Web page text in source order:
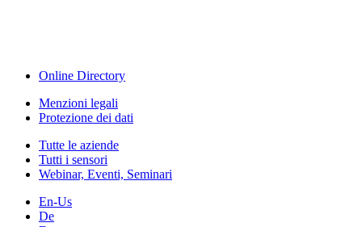
Online Directory
Menzioni legali
Protezione dei dati
Tutte le aziende
Tutti i sensori
Webinar, Eventi, Seminari
En-Us
De